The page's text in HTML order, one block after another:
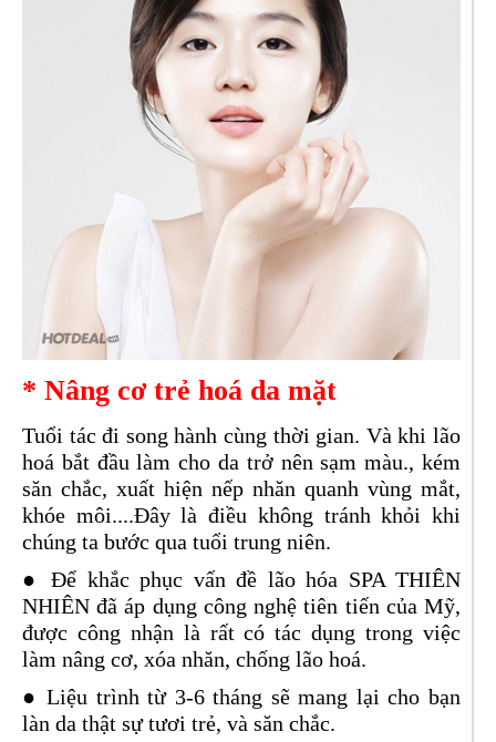
* Nâng cơ trẻ hoá da mặt
Tuổi tác đi song hành cùng thời gian. Và khi lão
hoá bắt đầu làm cho da trở nên sạm màu., kém
săn chắc, xuất hiện nếp nhăn quanh vùng mắt,
khóe môi....Đây là điều không tránh khỏi khi
chúng ta bước qua tuổi trung niên.
● Để khắc phục vấn đề lão hóa SPA THIÊN
NHIÊN đã áp dụng công nghệ tiên tiến của Mỹ,
được công nhận là rất có tác dụng trong việc
làm nâng cơ, xóa nhăn, chống lão hoá.
● Liệu trình từ 3-6 tháng sẽ mang lại cho bạn
làn da thật sự tươi trẻ, và săn chắc.